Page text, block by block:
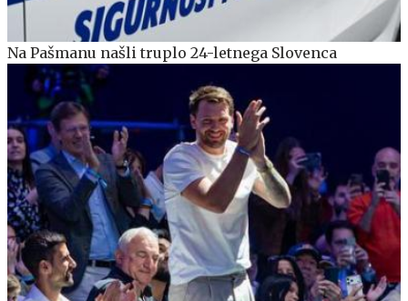
Na Pašmanu našli truplo 24-letnega Slovenca